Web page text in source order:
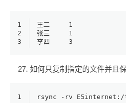
1
2
3
王二	1
张三	1
李四	3
如何只复制指定的文件并且
1 rsync -rv E5internet:/